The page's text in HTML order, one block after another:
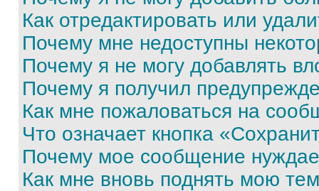
Как отредактировать или
Почему мне недоступны
Почему я не могу добавлять
Почему я получил
Как мне пожаловаться на
Что означает кнопка
Почему мое сообщение
Как мне вновь поднять мою